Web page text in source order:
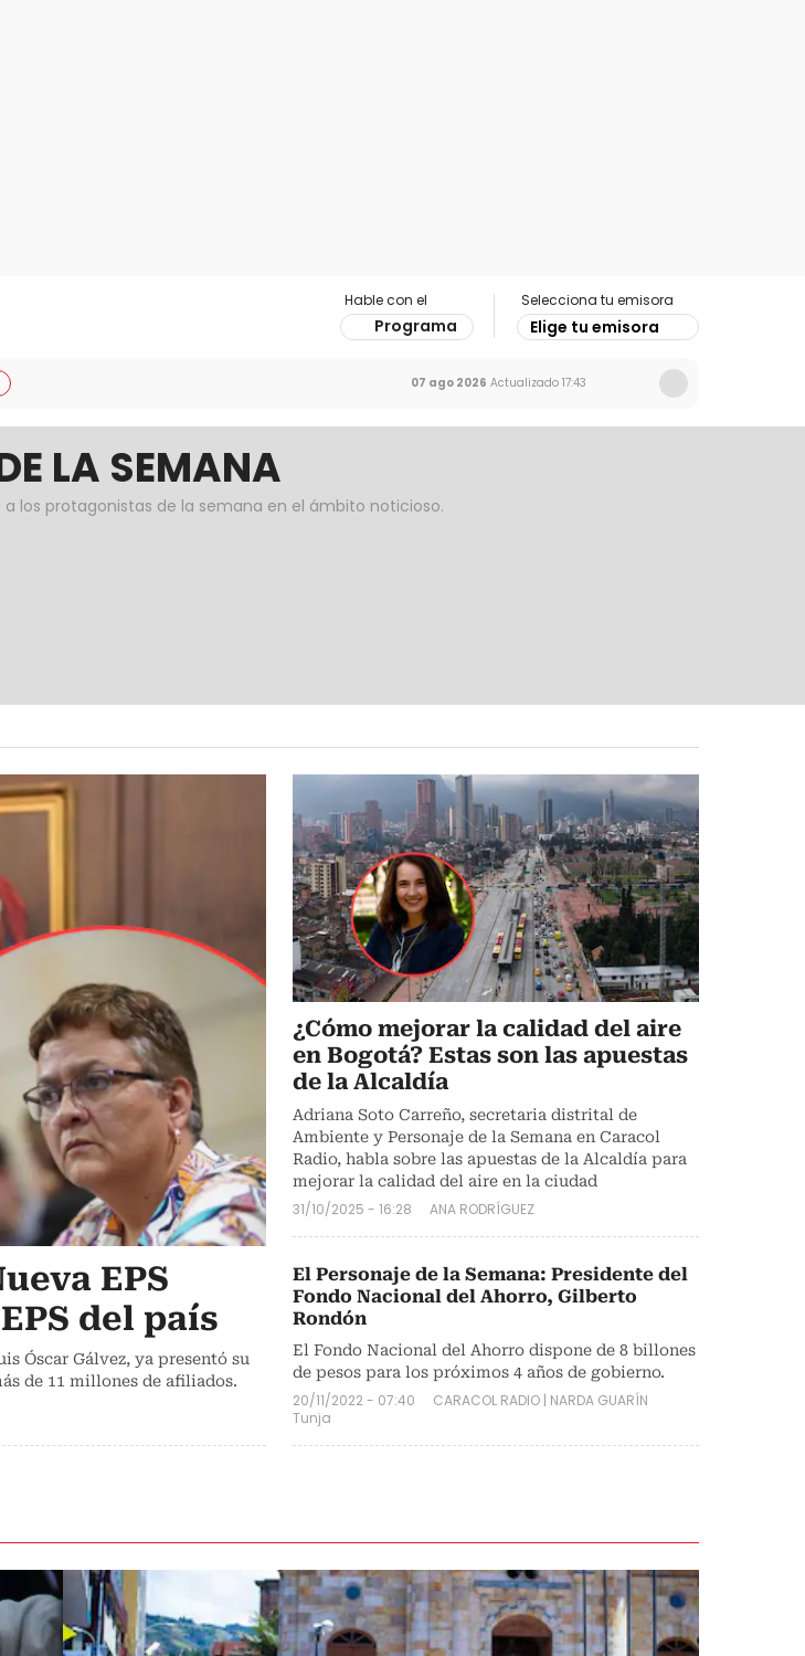
Hable con el
Programa
Selecciona tu emisora
Elige tu emisora
07 ago 2026 Actualizado 17:43
LA SEMANA
los protagonistas de la semana en el ámbito noticioso.
EPS
del país
Óscar Gálvez, ya presentó su
de 11 millones de afiliados.
¿Cómo mejorar la calidad del aire
en Bogotá? Estas son las apuestas
de la Alcaldía
Adriana Soto Carreño, secretaria distrital de
Ambiente y Personaje de la Semana en Caracol
Radio, habla sobre las apuestas de la Alcaldía para
mejorar la calidad del aire en la ciudad
31/10/2025 - 16:28 ANA RODRÍGUEZ
El Personaje de la Semana: Presidente del
Fondo Nacional del Ahorro, Gilberto
Rondón
El Fondo Nacional del Ahorro dispone de 8 billones
de pesos para los próximos 4 años de gobierno.
20/11/2022 - 07:40 CARACOL RADIO NARDA GUARÍN
Tunja